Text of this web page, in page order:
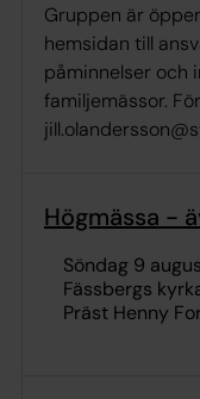
Gruppen är
hemsidan till
påminnelser och
familjemässor.
Högmässa -
söndag 9
Fässbergs
Präst Henny